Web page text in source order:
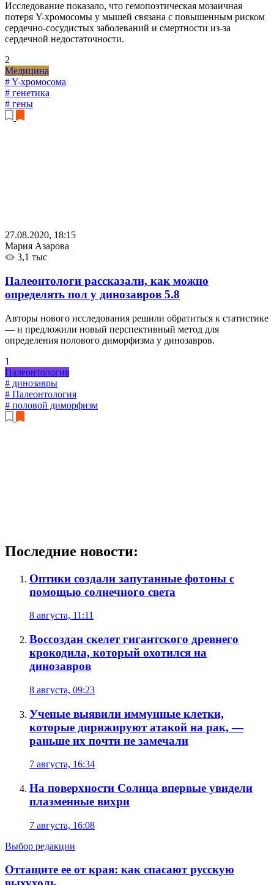
Исследование показало, что гемопоэтическая мозаичная
потеря Y-хромосомы у мышей связана с повышенным риском
сердечно-сосудистых заболеваний и смертности из-за
сердечной недостаточности.
2
Медицина
# Y-хромосома
# генетика
# гены
27.08.2020, 18:15
Мария Азарова
3,1 тыс
Палеонтологи рассказали, как можно
определять пол у динозавров 5.8
Авторы нового исследования решили обратиться к статистике
— и предложили новый перспективный метод для
определения полового диморфизма у динозавров.
1
Палеонтология
# динозавры
# Палеонтология
# половой диморфизм
Последние новости:
Оптики создали запутанные фотоны с
помощью солнечного света
8 августа, 11:11
Воссоздан скелет гигантского древнего
крокодила, который охотился на
динозавров
8 августа, 09:23
Ученые выявили иммунные клетки,
которые дирижируют атакой на рак, —
раньше их почти не замечали
7 августа, 16:34
На поверхности Солнца впервые увидели
плазменные вихри
7 августа, 16:08
Выбор редакции
Оттащите ее от края: как спасают русскую